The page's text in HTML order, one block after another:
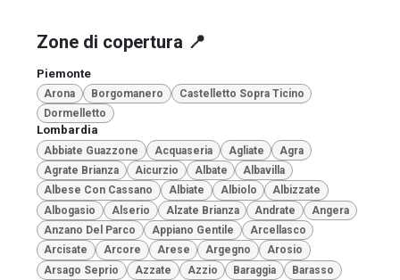
Zone di copertura 📍
Piemonte
Arona Borgomanero
Castelletto Sopra Ticino
Dormelletto
Lombardia
Abbiate Guazzone Acquaseria Agliate
Agra
Agrate Brianza
Aicurzio Albate
Albavilla
Albese Con Cassano
Albiate Albiolo
Albizzate
Albogasio
Alserio Alzate Brianza Andrate
Angera
Anzano Del Parco
Appiano Gentile
Arcellasco
Arcisate
Arcore Arese Argegno
Arosio
Arsago Seprio
Azzate Azzio Baraggia
Barasso